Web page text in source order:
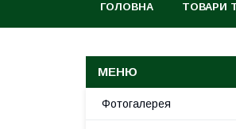
ГОЛОВНА ТОВАРИ
Фотогалерея